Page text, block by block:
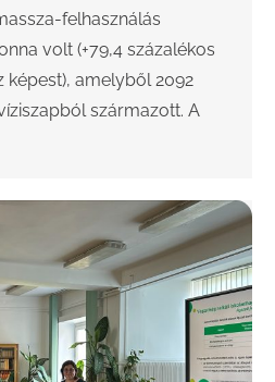
felhasználás
volt (+79,4 százalékos
képest), amelyből 2092
származott. A